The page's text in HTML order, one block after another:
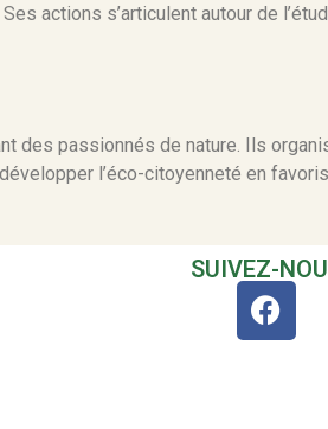
actions s’articulent autour de
des passionnés de nature. Ils
l’éco-citoyenneté en
SUIVEZ-